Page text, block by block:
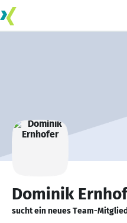
Dominik
sucht ein neues Team-